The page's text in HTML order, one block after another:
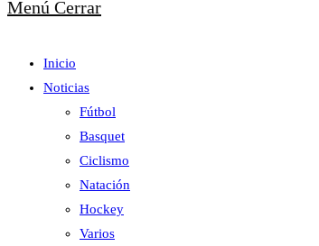
Menú Cerrar
Inicio
Noticias
Fútbol
Basquet
Ciclismo
Natación
Hockey
Varios